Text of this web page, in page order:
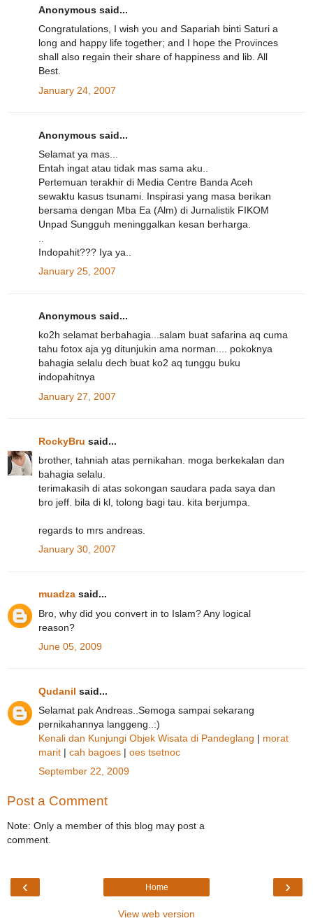
Anonymous said...
Congratulations, I wish you and Sapariah binti Saturi a
long and happy life together; and I hope the Provinces
shall also regain their share of happiness and lib. All
Best.
January 24, 2007
Anonymous said...
Selamat ya mas...
Entah ingat atau tidak mas sama aku..
Pertemuan terakhir di Media Centre Banda Aceh
sewaktu kasus tsunami. Inspirasi yang masa berikan
bersama dengan Mba Ea (Alm) di Jurnalistik FIKOM
Unpad Sungguh meninggalkan kesan berharga.
Indopahit??? Iya ya..
January 25, 2007
Anonymous said...
ko2h selamat berbahagia...salam buat safarina aq cuma
tahu fotox aja yg ditunjukin ama norman.... pokoknya
bahagia selalu dech buat ko2 aq tunggu buku
indopahitnya
January 27, 2007
RockyBru said...
brother, tahniah atas pernikahan. moga berkekalan dan
bahagia selalu.
terimakasih di atas sokongan saudara pada saya dan
bro jeff. bila di kl, tolong bagi tau. kita berjumpa.
regards to mrs andreas.
January 30, 2007
muadza said...
Bro, why did you convert in to Islam? Any logical
reason?
June 05, 2009
Qudanil said...
Selamat pak Andreas..Semoga sampai sekarang
pernikahannya langgeng..:)
Kenali dan Kunjungi Objek Wisata di Pandeglang | morat
marit | cah bagoes | oes tsetnoc
September 22, 2009
Post a Comment
Note: Only a member of this blog may post a
comment.
‹ ›
Home
View web version